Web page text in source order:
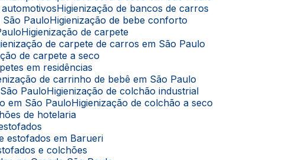
automotivos
Higienização de bancos de carros
São Paulo
Higienização de bebe conforto
Higienização de carpete
de carpete de carros em São Paulo
de carpete a seco
em residências
de carrinho de bebê em São Paulo
Paulo
Higienização de colchão industrial
em São Paulo
Higienização de colchão a seco
de hotelaria
estofados em Barueri
e colchões